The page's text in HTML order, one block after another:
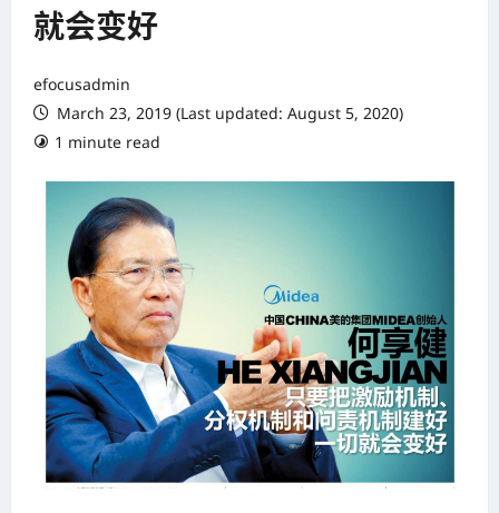
就会变好
efocusadmin
March 23, 2019 (Last updated: August 5, 2020)
1 minute read